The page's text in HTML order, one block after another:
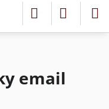
email